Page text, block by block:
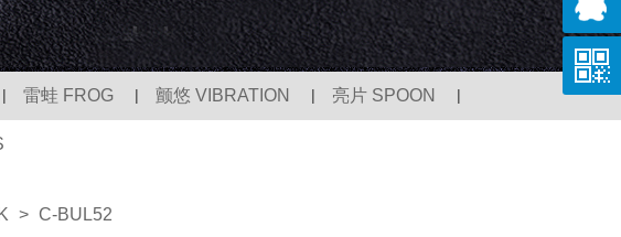
| 雷蛙 FROG | 颤悠 VIBRATION | 亮片 SPOON |
> C-BUL52